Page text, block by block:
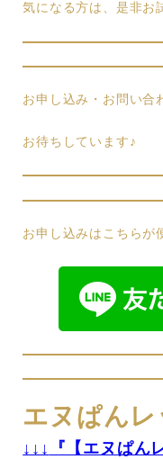
気になる方は、是非お
お申し込み・お問い合
お待ちしています♪
お申し込みはこちら
エヌぱん
↓↓↓ 『【エヌぱん